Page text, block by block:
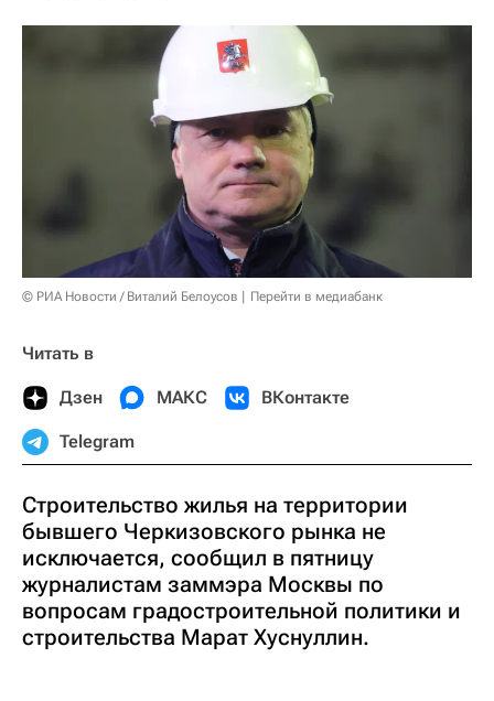
© РИА Новости / Виталий Белоусов Перейти в медиабанк
Читать в
Дзен МАКС ВКонтакте
Telegram
Строительство жилья на территории
бывшего Черкизовского рынка не
исключается, сообщил в пятницу
журналистам заммэра Москвы по
вопросам градостроительной политики и
строительства Марат Хуснуллин.